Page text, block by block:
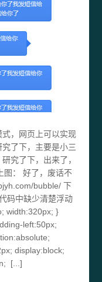
，网页上可以实现
了下，主要是小三
究了下，出来了，
图： 好了，废话不
bubble/ 下
码中缺少清楚浮动
width:320px; }
left:50px;
display:block;
[...]